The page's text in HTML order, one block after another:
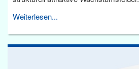
Weiterlesen...